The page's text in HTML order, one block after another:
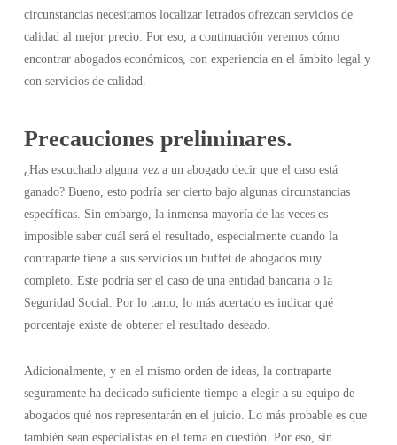
circunstancias necesitamos localizar letrados ofrezcan servicios de
calidad al mejor precio. Por eso, a continuación veremos cómo
encontrar abogados económicos, con experiencia en el ámbito legal y
con servicios de calidad.
Precauciones preliminares.
¿Has escuchado alguna vez a un abogado decir que el caso está
ganado? Bueno, esto podría ser cierto bajo algunas circunstancias
específicas. Sin embargo, la inmensa mayoría de las veces es
imposible saber cuál será el resultado, especialmente cuando la
contraparte tiene a sus servicios un buffet de abogados muy
completo. Este podría ser el caso de una entidad bancaria o la
Seguridad Social. Por lo tanto, lo más acertado es indicar qué
porcentaje existe de obtener el resultado deseado.
Adicionalmente, y en el mismo orden de ideas, la contraparte
seguramente ha dedicado suficiente tiempo a elegir a su equipo de
abogados qué nos representarán en el juicio. Lo más probable es que
también sean especialistas en el tema en cuestión. Por eso, sin